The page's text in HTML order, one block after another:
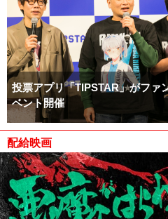
投票アプリ「TIPSTAR」がファ
ベント開催
配給映画